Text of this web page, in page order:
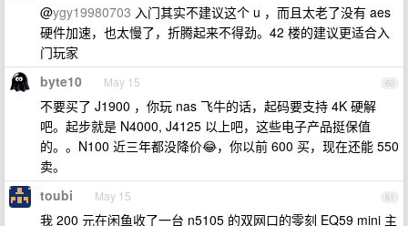
@ygy19980703 入门其实不建议这个 u ，而且太老了没有 aes
硬件加速，也太慢了，折腾起来不得劲。42 楼的建议更适合入
门玩家
60
byte10 May 15
不要买了 J1900 ，你玩 nas 飞牛的话，起码要支持 4K 硬解
吧。起步就是 N4000, J4125 以上吧，这些电子产品挺保值
的。。N100 近三年都没降价😂，你以前 600 买，现在还能 550
卖。
61
toubi May 15
我 200 元在闲鱼收了一台 n5105 的双网口的零刻 EQ59 mini 主